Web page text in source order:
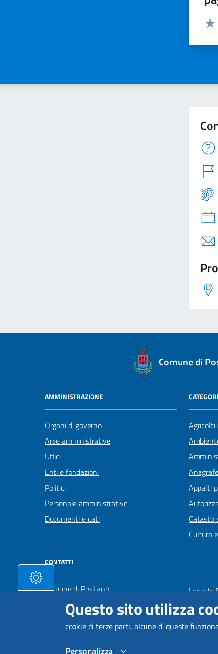
Comune di
AMMINISTRAZIONE
Organi di governo
Aree amministrative
Uffici
Enti e fondazioni
Politici
Personale amministrativo
Documenti e dati
Appalti
Catasto
Cultura
CONTATTI
Comune di Positano
Via Marconi 111 - 84017 Positano
Codice fiscale 80025630650 / P. IVA:
00232340653
Ufficio della segreteria del sindaco
Leggi le
Questo sito utilizza
cookie di terze parti, alcune di queste
Personalizza